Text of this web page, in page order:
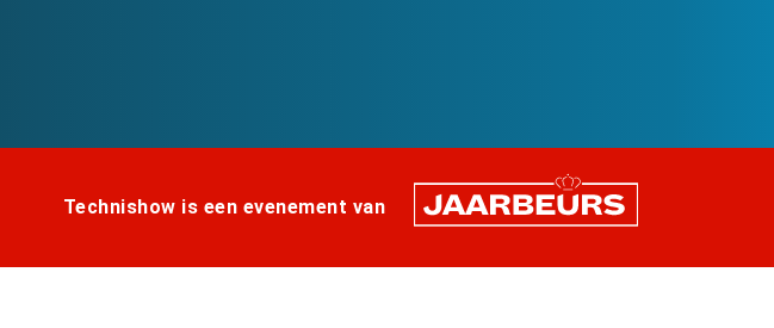
Technishow is een evenement van